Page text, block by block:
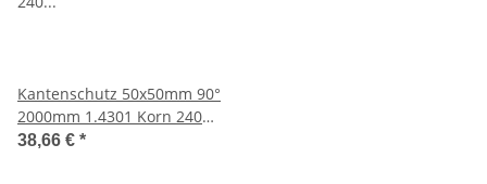
Kantenschutz 50x50mm 90°
2000mm 1.4301 Korn 240
geschliffen
38,66 € *